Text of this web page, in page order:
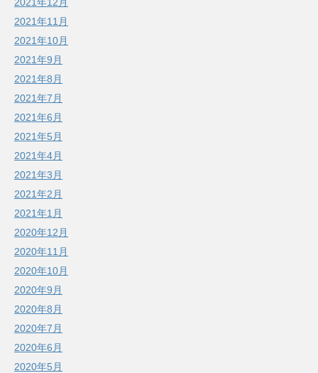
2021年11月
2021年10月
2021年9月
2021年8月
2021年7月
2021年6月
2021年5月
2021年4月
2021年3月
2021年2月
2021年1月
2020年12月
2020年11月
2020年10月
2020年9月
2020年8月
2020年7月
2020年6月
2020年5月